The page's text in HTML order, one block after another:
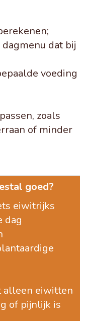
dat bij
voeding
zoals
of minder
goed?
eiwitrijks
dag
alleen eiwitten
of pijnlijk is